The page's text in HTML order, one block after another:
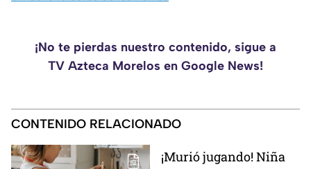
¡No te pierdas nuestro contenido, sigue a
TV Azteca Morelos en Google News!
CONTENIDO RELACIONADO
¡Murió jugando! Niña